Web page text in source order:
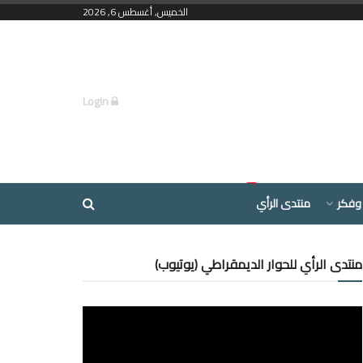
الخميس, أغسطس 6, 2026
منتدى الرأي
منتدى الرأي للحوار الديمقراطي (يوتيوب)